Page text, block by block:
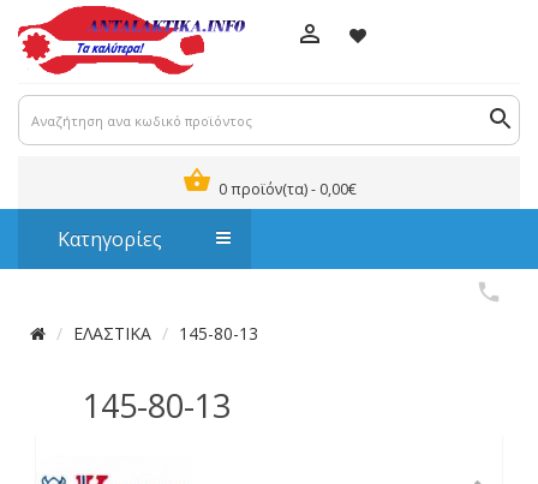
0 προϊόν(τα) - 0,00€
Κατηγορίες
ΕΛΑΣΤΙΚΑ 145-80-13
145-80-13